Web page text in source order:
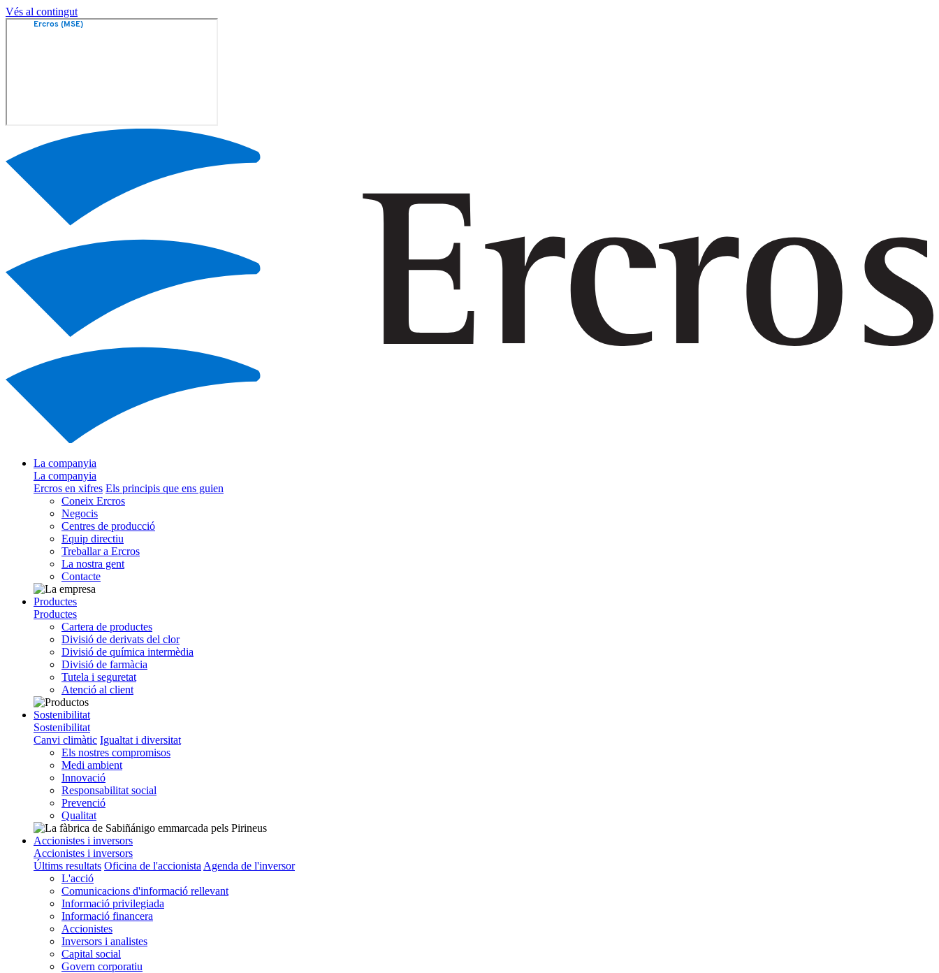
Vés al contingut
La companyia
La companyia
Ercros en xifres Els principis que ens guien
Coneix Ercros
Negocis
Centres de producció
Equip directiu
Treballar a Ercros
La nostra gent
Contacte
Productes
Productes
Cartera de productes
Divisió de derivats del clor
Divisió de química intermèdia
Divisió de farmàcia
Tutela i seguretat
Atenció al client
Sostenibilitat
Sostenibilitat
Canvi climàtic Igualtat i diversitat
Els nostres compromisos
Medi ambient
Innovació
Responsabilitat social
Prevenció
Qualitat
Accionistes i inversors
Accionistes i inversors
Últims resultats Oficina de l'accionista Agenda de l'inversor
L'acció
Comunicacions d'informació rellevant
Informació privilegiada
Informació financera
Accionistes
Inversors i analistes
Capital social
Govern corporatiu